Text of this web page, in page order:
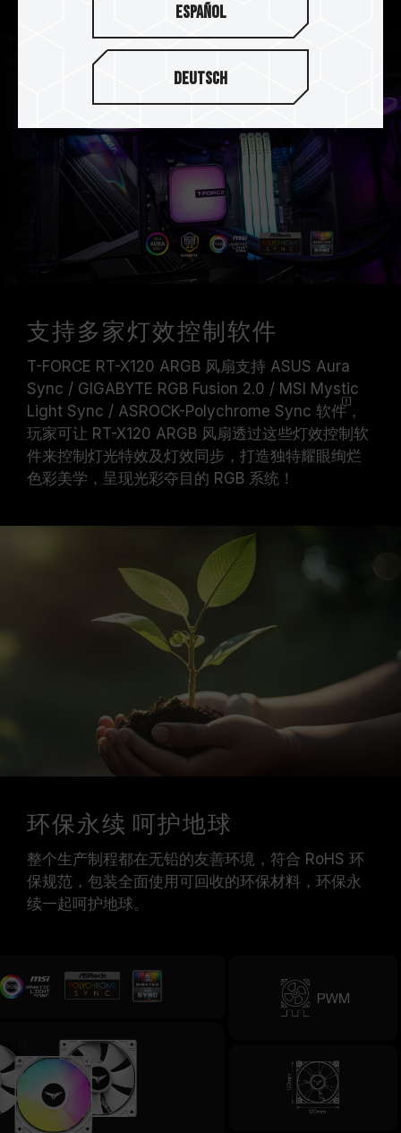
支持多家灯效控制软件
T-FORCE RT-X120 ARGB 风扇支持 ASUS Aura
Sync / GIGABYTE RGB Fusion 2.0 / MSI Mystic
Light Sync / ASROCK-Polychrome Sync 软件，
玩家可让 RT-X120 ARGB 风扇透过这些灯效控制软
件来控制灯光特效及灯效同步，打造独特耀眼绚烂
色彩美学，呈现光彩夺目的 RGB 系统！
环保永续 呵护地球
整个生产制程都在无铅的友善环境，符合 RoHS 环
保规范，包装全面使用可回收的环保材料，环保永
续一起呵护地球。
Español
Deutsch